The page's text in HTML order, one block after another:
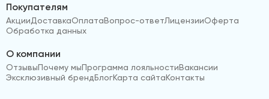
Покупателям
АкцииДоставкаОплатаВопрос-ответЛицензииОферта
Обработка данных
О компании
ОтзывыПочему мыПрограмма лояльностиВакансии
Эксклюзивный брендБлогКарта сайтаКонтакты